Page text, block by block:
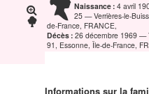
Naissance : 4 avril
25
Verrières-le-
de-France, FRANCE,
Décès : 26 décembre 1969
91, Essonne, Île-de-France,
Informations sur la